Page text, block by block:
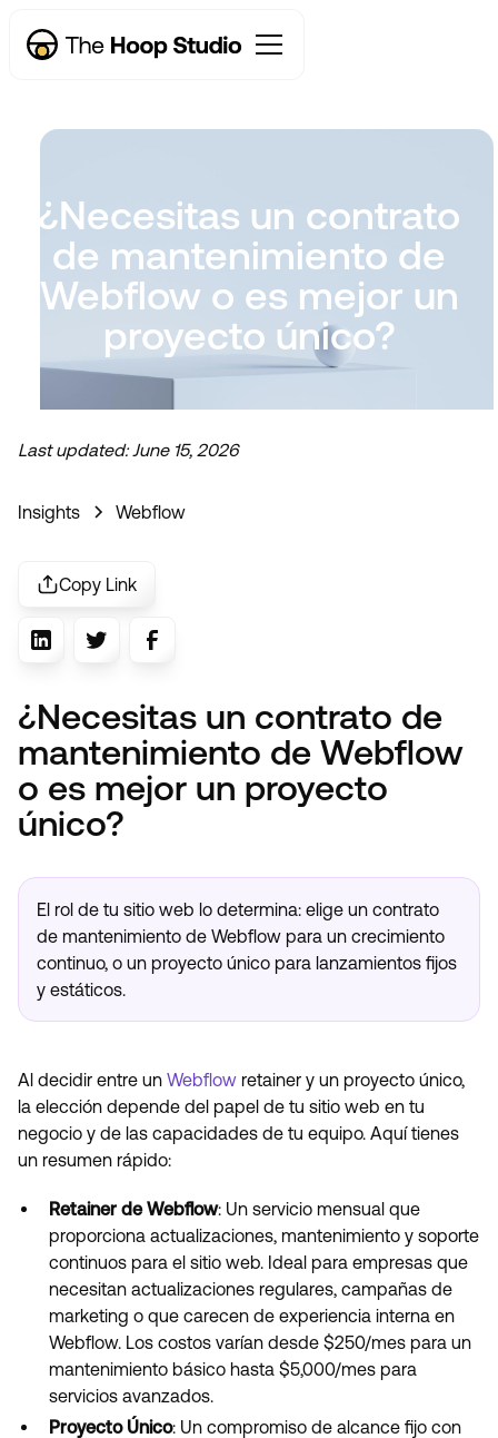
¿Necesitas un contrato
de mantenimiento de
Webflow o es mejor un
proyecto único?
Ahora emprendemos nuevos proyectos
Last updated:June 15, 2026
Insights Webflow
Copy Link
¿Necesitas un contrato de
mantenimiento de Webflow
o es mejor un proyecto
único?
El rol de tu sitio web lo determina: elige un contrato
de mantenimiento de Webflow para un crecimiento
continuo, o un proyecto único para lanzamientos fijos
y estáticos.
Al decidir entre un Webflow retainer y un proyecto único,
la elección depende del papel de tu sitio web en tu
negocio y de las capacidades de tu equipo. Aquí tienes
un resumen rápido:
Retainer de Webflow: Un servicio mensual que
proporciona actualizaciones, mantenimiento y soporte
continuos para el sitio web. Ideal para empresas que
necesitan actualizaciones regulares, campañas de
marketing o que carecen de experiencia interna en
Webflow. Los costos varían desde $250/mes para un
mantenimiento básico hasta $5,000/mes para
servicios avanzados.
Proyecto Único: Un compromiso de alcance fijo con